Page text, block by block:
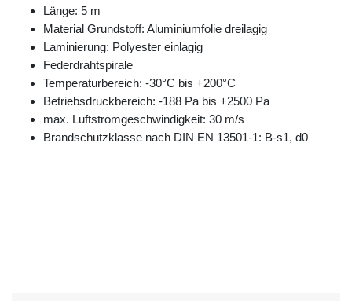
Länge: 5 m
Material Grundstoff: Aluminiumfolie dreilagig
Laminierung: Polyester einlagig
Federdrahtspirale
Temperaturbereich: -30°C bis +200°C
Betriebsdruckbereich: -188 Pa bis +2500 Pa
max. Luftstromgeschwindigkeit: 30 m/s
Brandschutzklasse nach DIN EN 13501-1: B-s1, d0